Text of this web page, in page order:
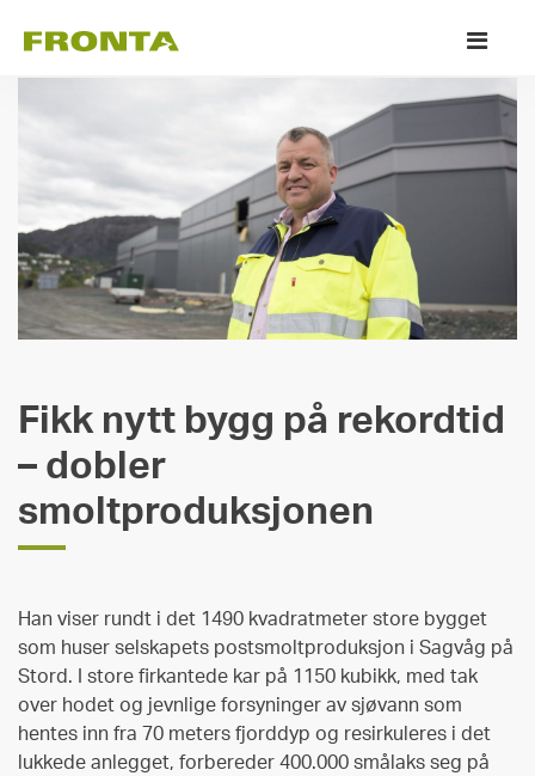
Fikk nytt bygg på rekordtid
– dobler
smoltproduksjonen
Han viser rundt i det 1490 kvadratmeter store bygget
som huser selskapets postsmoltproduksjon i Sagvåg på
Stord. I store firkantede kar på 1150 kubikk, med tak
over hodet og jevnlige forsyninger av sjøvann som
hentes inn fra 70 meters fjorddyp og resirkuleres i det
lukkede anlegget, forbereder 400.000 smålaks seg på